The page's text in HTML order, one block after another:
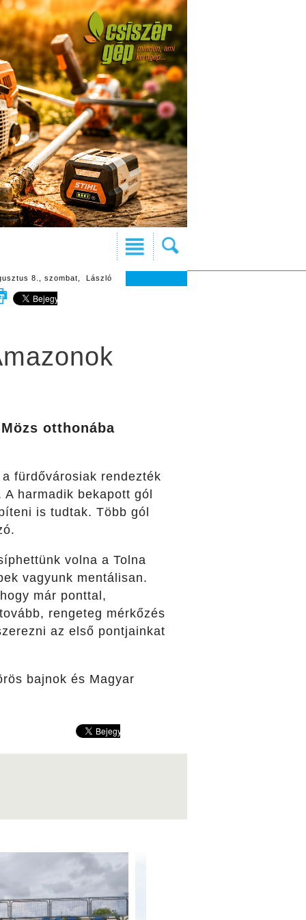
8., szombat, László
otthonába
fürdővárosiak rendezték
harmadik bekapott gól
is tudtak. Több gól
volna a Tolna
vagyunk mentálisan.
már ponttal,
rengeteg mérkőzés
az első pontjainkat
bajnok és Magyar